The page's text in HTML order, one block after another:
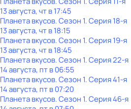
13 августа, чт в 17:45
Планета вкусов. Сезон 1. Серия 18-я
13 августа, чт в 18:15
Планета вкусов. Сезон 1. Серия 19-я
13 августа, чт в 18:45
Планета вкусов. Сезон 1. Серия 22-я
14 августа, пт в 06:55
Планета вкусов. Сезон 1. Серия 41-я
14 августа, пт в 07:20
Планета вкусов. Сезон 1. Серия 46-я